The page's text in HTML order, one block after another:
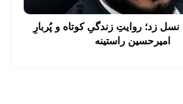
نسل زد؛ روایتِ زندگیِ کوتاه و پُربارِ
امیرحسین راستینه